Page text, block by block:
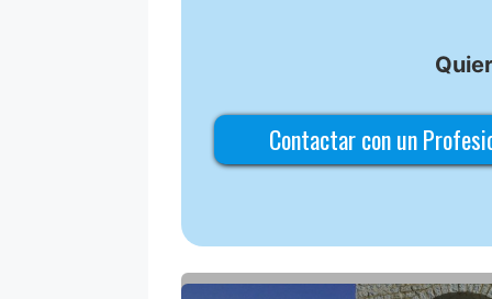
Contactar con un